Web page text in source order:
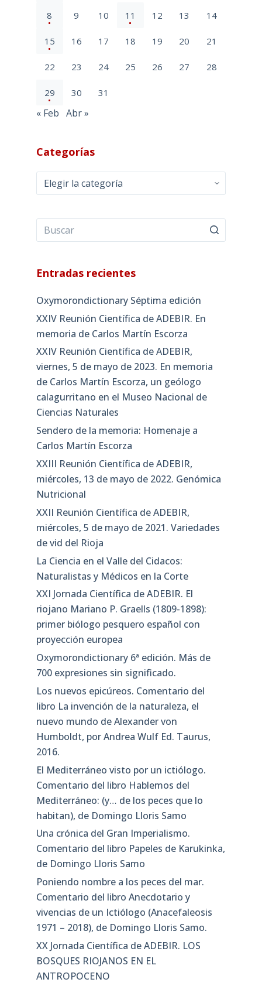
8 9 10 11 12 13 14
15 16 17 18 19 20 21
22 23 24 25 26 27 28
29 30 31
« Feb Abr »
Categorías
Categorías
Entradas recientes
Oxymorondictionary Séptima edición
XXIV Reunión Científica de ADEBIR. En
memoria de Carlos Martín Escorza
XXIV Reunión Científica de ADEBIR,
viernes, 5 de mayo de 2023. En memoria
de Carlos Martín Escorza, un geólogo
calagurritano en el Museo Nacional de
Ciencias Naturales
Sendero de la memoria: Homenaje a
Carlos Martín Escorza
XXIII Reunión Científica de ADEBIR,
miércoles, 13 de mayo de 2022. Genómica
Nutricional
XXII Reunión Científica de ADEBIR,
miércoles, 5 de mayo de 2021. Variedades
de vid del Rioja
La Ciencia en el Valle del Cidacos:
Naturalistas y Médicos en la Corte
XXI Jornada Científica de ADEBIR. El
riojano Mariano P. Graells (1809-1898):
primer biólogo pesquero español con
proyección europea
Oxymorondictionary 6ª edición. Más de
700 expresiones sin significado.
Los nuevos epicúreos. Comentario del
libro La invención de la naturaleza, el
nuevo mundo de Alexander von
Humboldt, por Andrea Wulf Ed. Taurus,
2016.
El Mediterráneo visto por un ictiólogo.
Comentario del libro Hablemos del
Mediterráneo: (y… de los peces que lo
habitan), de Domingo Lloris Samo
Una crónica del Gran Imperialismo.
Comentario del libro Papeles de Karukinka,
de Domingo Lloris Samo
Poniendo nombre a los peces del mar.
Comentario del libro Anecdotario y
vivencias de un Ictiólogo (Anacefaleosis
1971 – 2018), de Domingo Lloris Samo.
XX Jornada Científica de ADEBIR. LOS
BOSQUES RIOJANOS EN EL
ANTROPOCENO